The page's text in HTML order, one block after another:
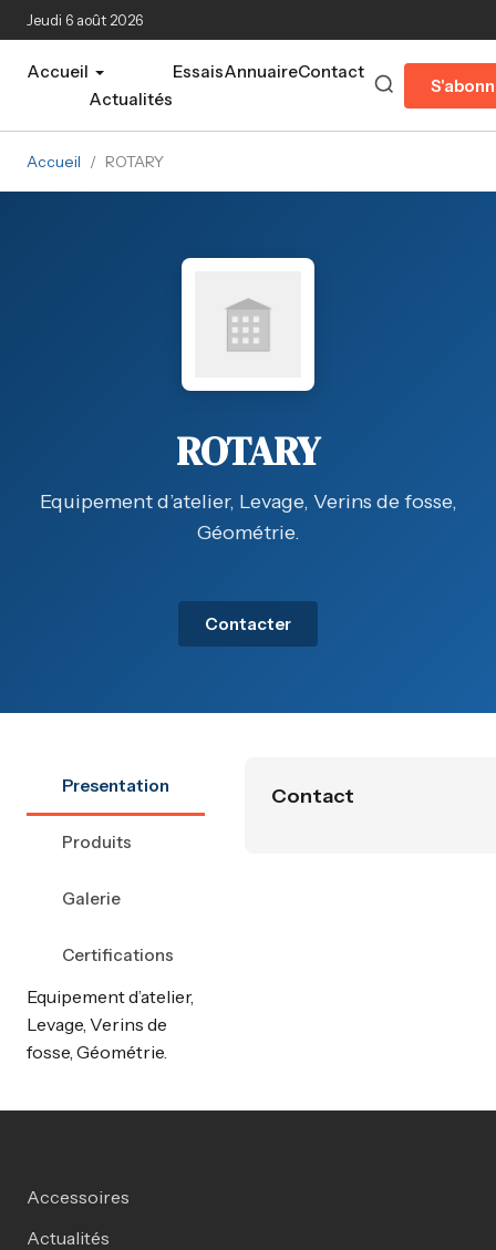
Aller au contenu principal
Jeudi 6 août 2026
Accueil
Actualités
EssaisAnnuaireContact
Accueil / ROTARY
ROTARY
Equipement d’atelier, Levage, Verins de fosse,
Géométrie.
Contacter
Presentation
Produits
Galerie
Certifications
Equipement d’atelier,
Levage, Verins de
fosse, Géométrie.
Contact
Accessoires
Actualités